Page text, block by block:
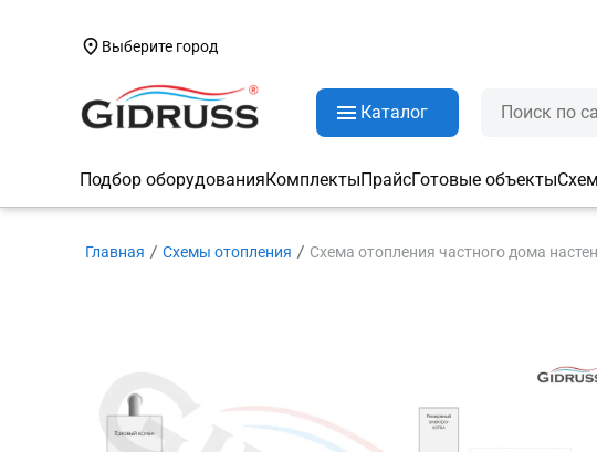
Выберите город
Каталог
Подбор оборудованияКомплектыПрайсГотовые объекты
Главная Схемы отопления Cхема отопления частного дома